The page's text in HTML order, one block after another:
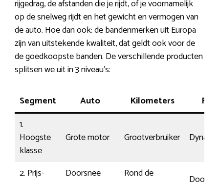
rijgedrag, de afstanden die je rijdt, of je voornamelijk
op de snelweg rijdt en het gewicht en vermogen van
de auto. Hoe dan ook: de bandenmerken uit Europa
zijn van uitstekende kwaliteit, dat geldt ook voor de
de goedkoopste banden. De verschillende producten
splitsen we uit in 3 niveau’s:
Segment Auto Kilometers
1.
Hoogste
klasse
Grote motor Grootverbruiker
2. Prijs-
Doorsnee
Rond de